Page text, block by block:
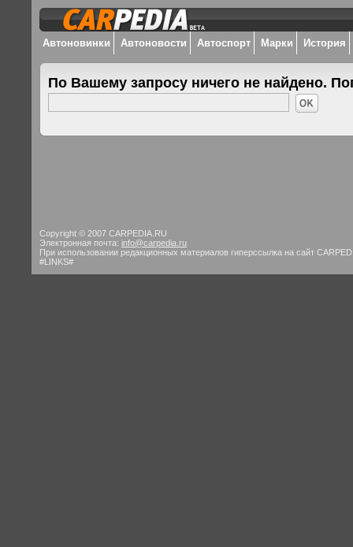
Автоновинки Автоновости Автоспорт Марки История
По Вашему запросу ничего не найдено.
Copyright © 2007 CARPEDIA.RU
Электронная почта: info@carpedia.ru
При использовании редакционных материалов гиперссылка на сайт
#LINKS#